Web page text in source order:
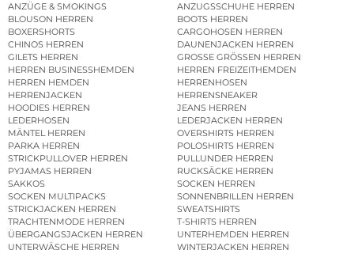
ANZÜGE & SMOKINGS
ANZUGSSCHUHE HERREN
BLOUSON HERREN
BOOTS HERREN
BOXERSHORTS
CARGOHOSEN HERREN
CHINOS HERREN
DAUNENJACKEN HERREN
GILETS HERREN
GROSSE GRÖSSEN HERREN
HERREN BUSINESSHEMDEN
HERREN FREIZEITHEMDEN
HERREN HEMDEN
HERRENHOSEN
HERRENJACKEN
HERRENSNEAKER
HOODIES HERREN
JEANS HERREN
LEDERHOSEN
LEDERJACKEN HERREN
MÄNTEL HERREN
OVERSHIRTS HERREN
PARKA HERREN
POLOSHIRTS HERREN
STRICKPULLOVER HERREN
PULLUNDER HERREN
PYJAMAS HERREN
RUCKSÄCKE HERREN
SAKKOS
SOCKEN HERREN
SOCKEN MULTIPACKS
SONNENBRILLEN HERREN
STRICKJACKEN HERREN
SWEATSHIRTS
TRACHTENMODE HERREN
T-SHIRTS HERREN
ÜBERGANGSJACKEN HERREN
UNTERHEMDEN HERREN
UNTERWÄSCHE HERREN
WINTERJACKEN HERREN